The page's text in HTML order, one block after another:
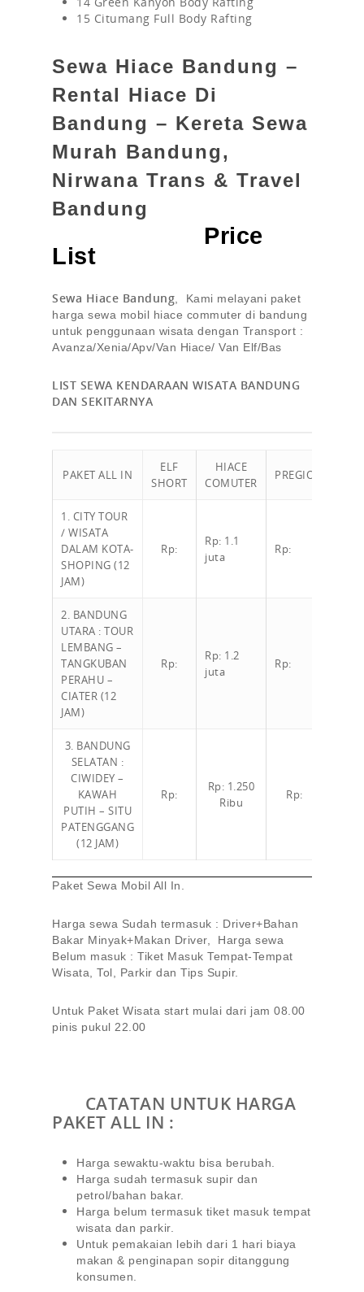
15 Citumang Full Body Rafting
Sewa Hiace Bandung –
Rental Hiace Di
Bandung – Kereta Sewa
Murah Bandung,
Nirwana Trans & Travel
Bandung
Price
List
Sewa Hiace Bandung, Kami melayani paket
harga sewa mobil hiace commuter di bandung
untuk penggunaan wisata dengan Transport :
Avanza/Xenia/Apv/Van Hiace/ Van Elf/Bas
LIST SEWA KENDARAAN WISATA BANDUNG
DAN SEKITARNYA
PAKET ALL IN
ELF
SHORT
HIACE
COMUTER
PREGIO
1. CITY TOUR
/ WISATA
DALAM KOTA-
SHOPING (12
JAM)
Rp:
Rp: 1.1
juta
Rp:
2. BANDUNG
UTARA : TOUR
LEMBANG –
TANGKUBAN
PERAHU –
CIATER (12
JAM)
Rp:
Rp: 1.2
juta
Rp:
3. BANDUNG
SELATAN :
CIWIDEY –
KAWAH
PUTIH – SITU
PATENGGANG
(12 JAM)
Rp:
Rp: 1.250
Ribu
Rp:
Paket Sewa Mobil All In.
Harga sewa Sudah termasuk : Driver+Bahan
Bakar Minyak+Makan Driver, Harga sewa
Belum masuk : Tiket Masuk Tempat-Tempat
Wisata, Tol, Parkir dan Tips Supir.
Untuk Paket Wisata start mulai dari jam 08.00
pinis pukul 22.00
CATATAN UNTUK HARGA
PAKET ALL IN :
Harga sewaktu-waktu bisa berubah.
Harga sudah termasuk supir dan
petrol/bahan bakar.
Harga belum termasuk tiket masuk tempat
wisata dan parkir.
Untuk pemakaian lebih dari 1 hari biaya
makan & penginapan sopir ditanggung
konsumen.